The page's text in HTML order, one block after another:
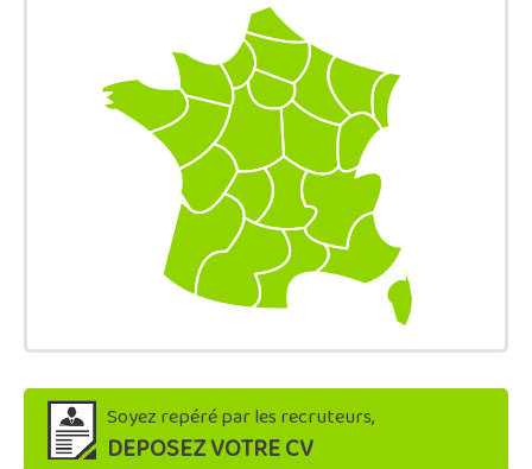
Soyez repéré par les recruteurs,
DEPOSEZ VOTRE CV